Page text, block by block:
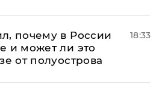
почему в России
и может ли это
от полуострова
18:33